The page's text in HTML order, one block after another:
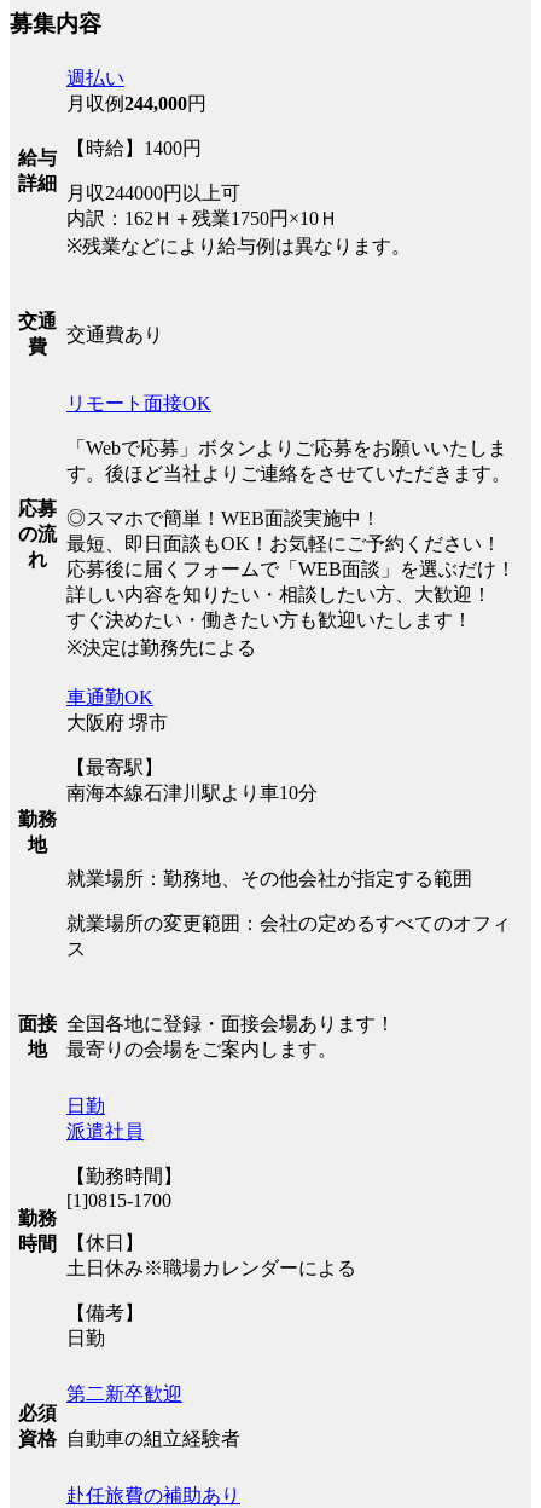
募集内容
給与
詳細
週払い
月収例244,000円
【時給】1400円
月収244000円以上可
内訳：162Ｈ＋残業1750円×10Ｈ
※残業などにより給与例は異なります。
交通
費
交通費あり
応募
の流
れ
リモート面接OK
「Webで応募」ボタンよりご応募をお願いいたしま
す。後ほど当社よりご連絡をさせていただきます。
◎スマホで簡単！WEB面談実施中！
最短、即日面談もOK！お気軽にご予約ください！
応募後に届くフォームで「WEB面談」を選ぶだけ！
詳しい内容を知りたい・相談したい方、大歓迎！
すぐ決めたい・働きたい方も歓迎いたします！
※決定は勤務先による
勤務
地
車通勤OK
大阪府 堺市
【最寄駅】
南海本線石津川駅より車10分
就業場所：勤務地、その他会社が指定する範囲
就業場所の変更範囲：会社の定めるすべてのオフィ
ス
面接
地
全国各地に登録・面接会場あります！
最寄りの会場をご案内します。
勤務
時間
日勤
派遣社員
【勤務時間】
[1]0815-1700
【休日】
土日休み※職場カレンダーによる
【備考】
日勤
必須
資格
第二新卒歓迎
自動車の組立経験者
赴任旅費の補助あり